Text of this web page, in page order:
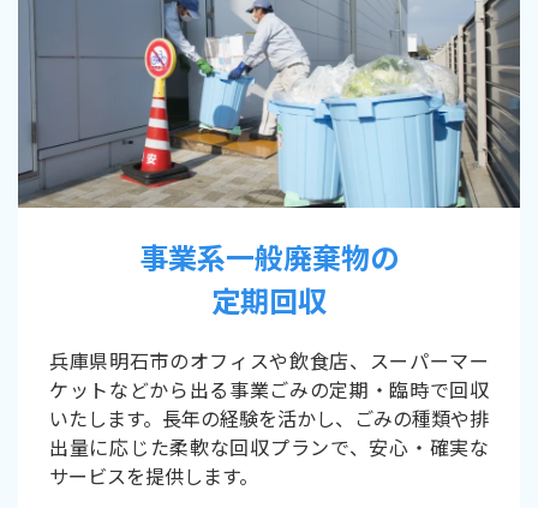
事業系一般廃棄物の
定期回収
兵庫県明石市のオフィスや飲食店、スーパーマー
ケットなどから出る事業ごみの定期・臨時で回収
いたします。長年の経験を活かし、ごみの種類や排
出量に応じた柔軟な回収プランで、安心・確実な
サービスを提供します。